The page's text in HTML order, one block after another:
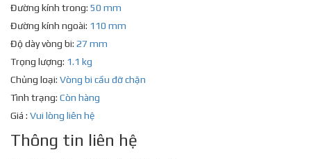
Đường kính trong: 50 mm
Đường kính ngoài: 110 mm
Độ dày vòng bi: 27 mm
Trọng lượng: 1.1 kg
Chủng loại: Vòng bi cầu đỡ chặn
Tình trạng: Còn hàng
Giá : Vui lòng liên hệ
Thông tin liên hệ